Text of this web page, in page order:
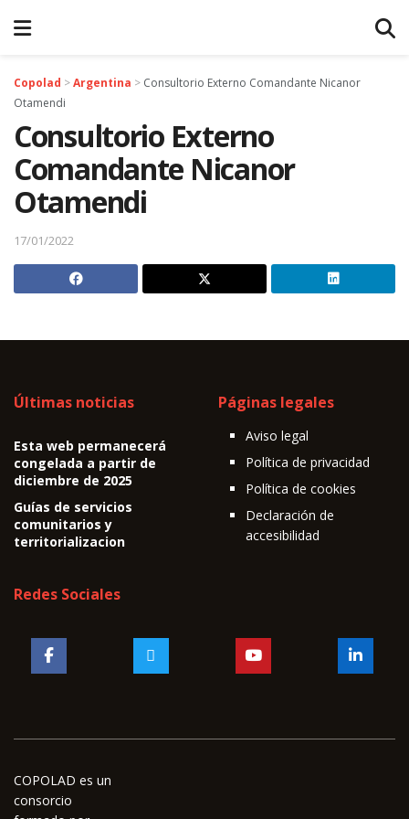
Copolad >Argentina > Consultorio Externo Comandante Nicanor
Otamendi
Consultorio Externo
Comandante Nicanor
Otamendi
17/01/2022
Últimas noticias
Esta web permanecerá
congelada a partir de
diciembre de 2025
Guías de servicios
comunitarios y
territorializacion
Páginas legales
Aviso legal
Política de privacidad
Política de cookies
Declaración de
accesibilidad
Redes Sociales
COPOLAD es un
consorcio